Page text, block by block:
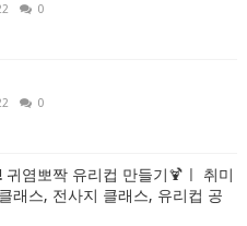
0
0
귀염뽀짝 유리컵 만들기🍹ㅣ 취미
래스, 전사지 클래스, 유리컵 공